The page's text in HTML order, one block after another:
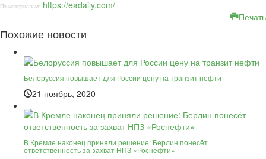
По материалам: https://eadaily.com/
Печать
Похожие новости
Белоруссия повышает для России цену на транзит нефти
21 ноябрь, 2020
В Кремле наконец приняли решение: Берлин понесёт
ответственность за захват НПЗ «Роснефти»